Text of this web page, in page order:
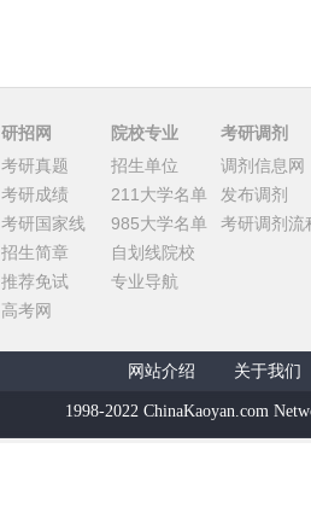
研招网
考研真题
考研成绩
考研国家线
招生简章
推荐免试
高考网
院校专业
招生单位
211大学名单
985大学名单
自划线院校
专业导航
考研调剂
调剂信息网
发布调剂
考研调剂流
网站介绍 关于我们
1998-2022 ChinaKaoyan.com